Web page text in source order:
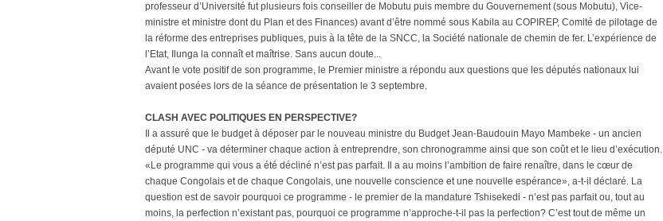
professeur d’Université fut plusieurs fois conseiller de Mobutu puis membre du Gouvernement (sous Mobutu), Vice-
ministre et ministre dont du Plan et des Finances) avant d’être nommé sous Kabila au COPIREP, Comité de pilotage de
la réforme des entreprises publiques, puis à la tête de la SNCC, la Société nationale de chemin de fer. L’expérience de
l’Etat, Ilunga la connaît et maîtrise. Sans aucun doute...
Avant le vote positif de son programme, le Premier ministre a répondu aux questions que les députés nationaux lui
avaient posées lors de la séance de présentation le 3 septembre.
CLASH AVEC POLITIQUES EN PERSPECTIVE?
Il a assuré que le budget à déposer par le nouveau ministre du Budget Jean-Baudouin Mayo Mambeke - un ancien
député UNC - va déterminer chaque action à entreprendre, son chronogramme ainsi que son coût et le lieu d’exécution.
«Le programme qui vous a été décliné n’est pas parfait. Il a au moins l’ambition de faire renaître, dans le cœur de
chaque Congolais et de chaque Congolais, une nouvelle conscience et une nouvelle espérance», a-t-il déclaré. La
question est de savoir pourquoi ce programme - le premier de la mandature Tshisekedi - n’est pas parfait ou, tout au
moins, la perfection n’existant pas, pourquoi ce programme n’approche-t-il pas la perfection? C’est tout de même un